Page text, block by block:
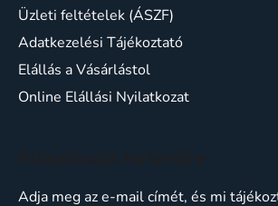
Üzleti feltételek (ÁSZF)
Adatkezelési Tájékoztató
Elállás a Vásárlástol
Online Elállási Nyilatkozat
Adja meg az e-mail címét, és mi